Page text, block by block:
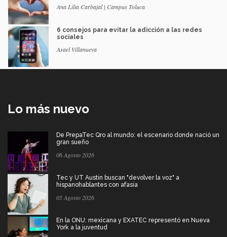
Ana Lilia Carbajal | Campus Toluca
6 consejos para evitar la adicción a las redes
sociales
Asael Villanueva
Lo más nuevo
De PrepaTec Qro al mundo: el escenario donde nació un
gran sueño
06 Agosto 2026
Tec y UT Austin buscan "devolver la voz" a
hispanohablantes con afasia
05 Agosto 2026
En la ONU: mexicana y EXATEC representó en Nueva
York a la juventud